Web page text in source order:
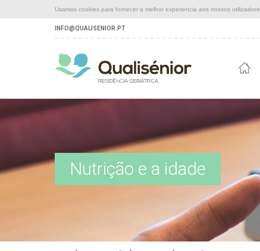
Usamos cookies para fornecer a melhor experiencia aos nossos
INFO@QUALISENIOR.PT
Nutrição e a idade